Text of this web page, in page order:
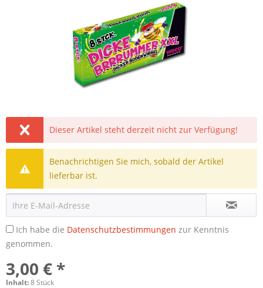
Dieser Artikel steht derzeit nicht zur Verfügung!
Benachrichtigen Sie mich, sobald der Artikel
lieferbar ist.
Ich habe die Datenschutzbestimmungen zur Kenntnis
genommen.
3,00 € *
Inhalt:8 Stück